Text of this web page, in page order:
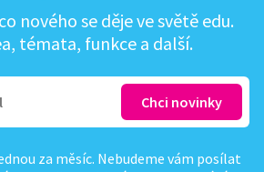
nového se děje ve světě edu.
témata, funkce a další.
za měsíc. Nebudeme vám posílat